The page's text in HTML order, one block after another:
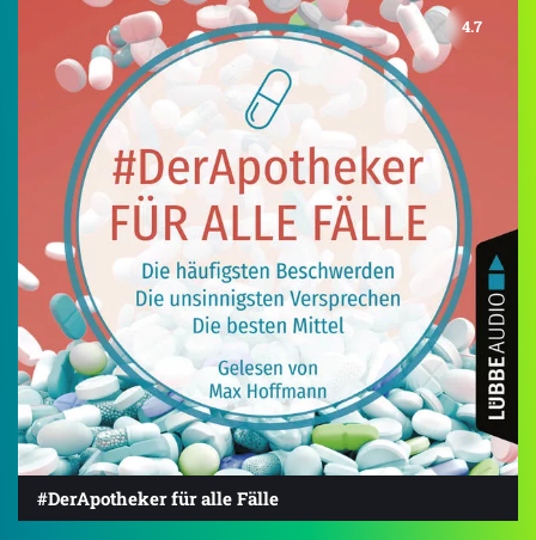
4.7
#DerApotheker für alle Fälle